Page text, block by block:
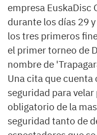
empresa EuskaDisc
durante los días 29
los tres primeros
el primer torneo de
nombre de
Una cita que
seguridad para
obligatorio de la
seguridad tanto de